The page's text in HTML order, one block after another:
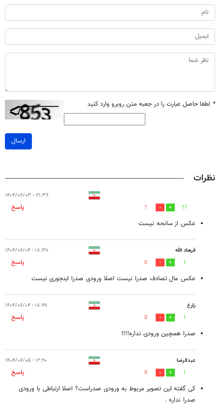
* لطفا حاصل عبارت را در جعبه متن روبرو وارد کنید
ارسال
نظرات
۲۱:۳۶ - ۱۴۰۴/۰۶/۰۳
11
1
پاسخ
عکس از سانحه نیست
فرهاد الله ۱۸:۳۸ - ۱۴۰۴/۰۶/۰۴
1
0
پاسخ
عکس مال تصادف صدرا نیست اصلا ورودی صدرا اینجوری نیست
زارع ۱۸:۴۸ - ۱۴۰۴/۰۶/۰۴
1
0
پاسخ
صدرا همچین ورودی نداره!!!!
عبدالرضا ۱۲:۲۰ - ۱۴۰۴/۰۶/۰۵
1
0
پاسخ
کی گفته این تصویر مربوط به ورودی صدراست؟ اصلا ارتباطی با ورودی
صدرا نداره .